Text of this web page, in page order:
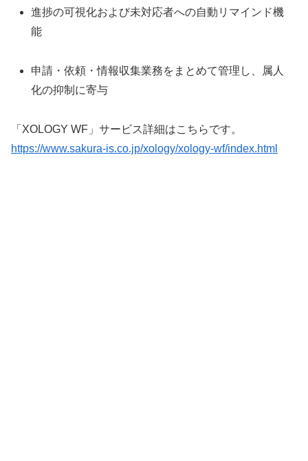
進捗の可視化および未対応者への自動リマインド機
能
申請・依頼・情報収集業務をまとめて管理し、属人
化の抑制に寄与
「XOLOGY WF」サービス詳細はこちらです。
https://www.sakura-is.co.jp/xology/xology-wf/index.html